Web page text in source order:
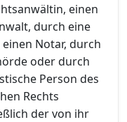
einen
durch eine
Notar, durch
oder durch
Person des
Rechts
der von ihr